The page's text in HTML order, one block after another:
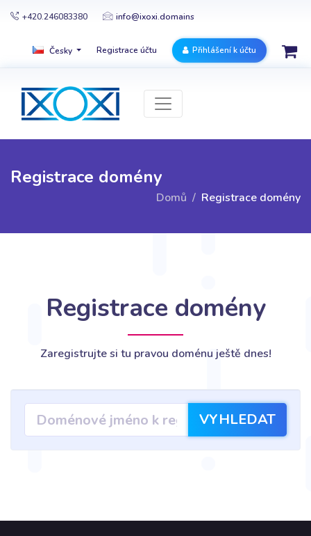
+420.246083380 info@ixoxi.domains
Česky Registrace účtu Přihlášení k účtu
Registrace domény
Domů Registrace domény
Registrace domény
Zaregistrujte si tu pravou doménu ještě dnes!
VYHLEDAT